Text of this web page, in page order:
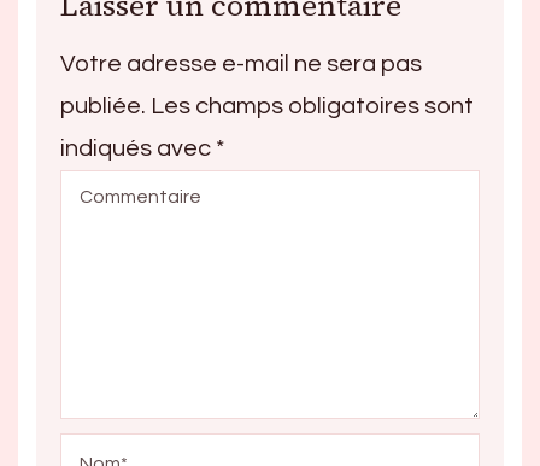
Votre adresse e-mail ne sera pas
publiée. Les champs obligatoires sont
indiqués avec *